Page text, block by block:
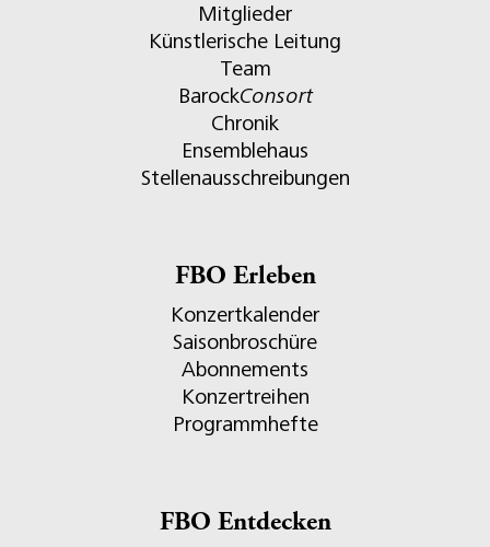
Mitglieder
Künstlerische Leitung
Team
BarockConsort
Chronik
Ensemblehaus
Stellenausschreibungen
FBO Erleben
Konzertkalender
Saisonbroschüre
Abonnements
Konzertreihen
Programmhefte
FBO Entdecken